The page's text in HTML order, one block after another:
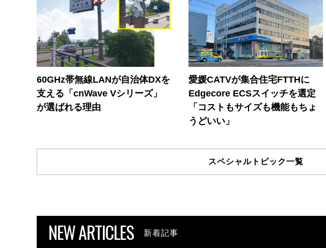
60GHz帯無線LANが自治体DXを
支える「cnWave Vシリーズ」
が選ばれる理由
愛媛CATVが集合住宅FTTHに
Edgecore ECSスイッチを選定
「コストもサイズも機能もちょ
うどいい」
スペシャルトピック一覧
NEW ARTICLES 新着記事